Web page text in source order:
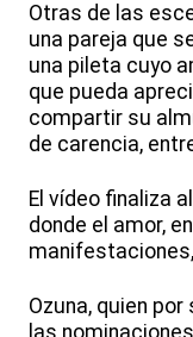
Otras de las
una pareja que
una pileta cuyo
que pueda
compartir su
de carencia,
El vídeo finaliza
donde el amor,
Ozuna, quien